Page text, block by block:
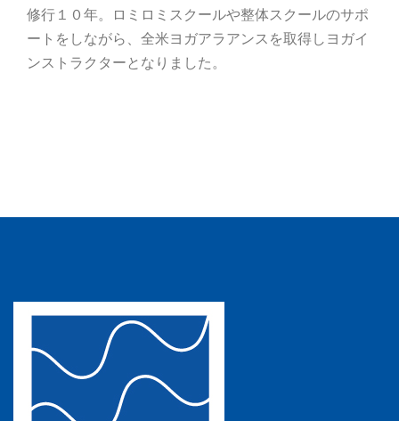
修行１０年。ロミロミスクールや整体スクールのサポ
ートをしながら、全米ヨガアラアンスを取得しヨガイ
ンストラクターとなりました。